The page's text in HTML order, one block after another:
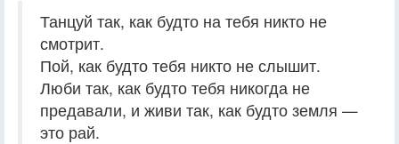
Танцуй так, как будто на тебя никто не
смотрит.
Пой, как будто тебя никто не слышит.
Люби так, как будто тебя никогда не
предавали, и живи так, как будто земля —
это рай.